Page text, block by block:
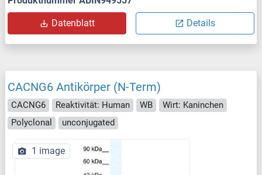
Datenblatt Details
CACNG6 Antikörper (N-Term)
CACNG6 Reaktivität: Human WB
Wirt: Kaninchen
Polyclonal
unconjugated
1 image